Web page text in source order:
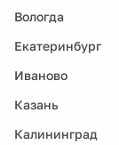
Вологда
Екатеринбург
Иваново
Казань
Калининград